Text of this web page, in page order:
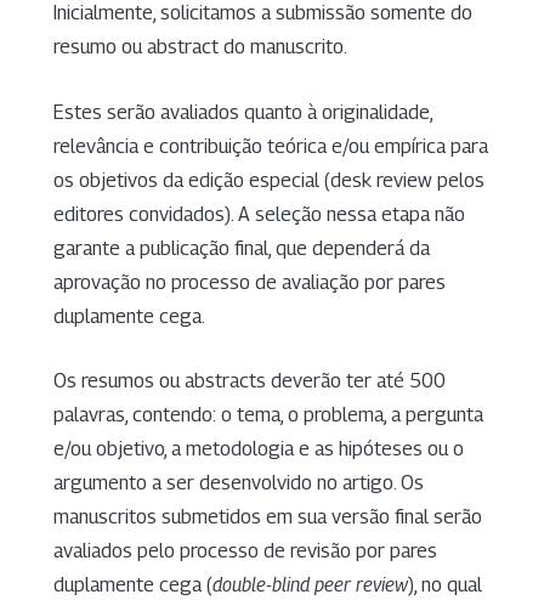
Inicialmente, solicitamos a submissão somente do
resumo ou abstract do manuscrito.
Estes serão avaliados quanto à originalidade,
relevância e contribuição teórica e/ou empírica para
os objetivos da edição especial (desk review pelos
editores convidados). A seleção nessa etapa não
garante a publicação final, que dependerá da
aprovação no processo de avaliação por pares
duplamente cega.
Os resumos ou abstracts deverão ter até 500
palavras, contendo: o tema, o problema, a pergunta
e/ou objetivo, a metodologia e as hipóteses ou o
argumento a ser desenvolvido no artigo. Os
manuscritos submetidos em sua versão final serão
avaliados pelo processo de revisão por pares
duplamente cega (double-blind peer review), no qual